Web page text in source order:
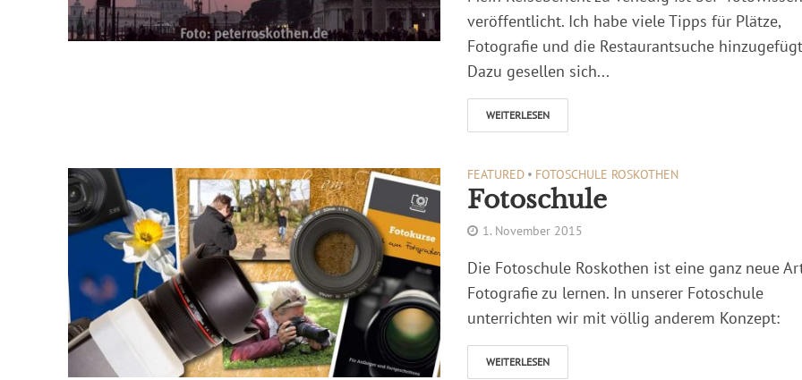
veröffentlicht. Ich habe viele Tipps für Plätze,
Fotografie und die Restaurantsuche
Dazu gesellen sich...
WEITERLESEN
FEATURED • FOTOSCHULE ROSKOTHEN
Fotoschule
1. November 2015
Die Fotoschule Roskothen ist eine ganz neue
Fotografie zu lernen. In unserer Fotoschule
unterrichten wir mit völlig anderem Konzept:
WEITERLESEN